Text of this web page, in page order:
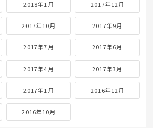
2018年1月 2017年12月
2017年10月 2017年9月
2017年7月 2017年6月
2017年4月 2017年3月
2017年1月 2016年12月
2016年10月